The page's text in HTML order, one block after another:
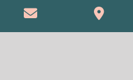
Elephant